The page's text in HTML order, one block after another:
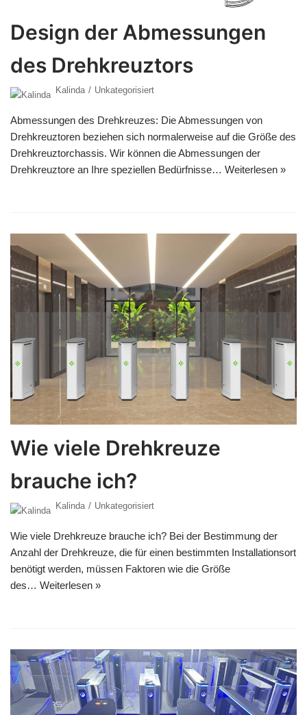
Design der Abmessungen
des Drehkreuztors
Kalinda Unkategorisiert
Abmessungen des Drehkreuzes: Die Abmessungen von
Drehkreuztoren beziehen sich normalerweise auf die Größe des
Drehkreuztorchassis. Wir können die Abmessungen der
Drehkreuztore an Ihre speziellen Bedürfnisse… Weiterlesen »
Wie viele Drehkreuze
brauche ich?
Kalinda Unkategorisiert
Wie viele Drehkreuze brauche ich? Bei der Bestimmung der
Anzahl der Drehkreuze, die für einen bestimmten Installationsort
benötigt werden, müssen Faktoren wie die Größe
des… Weiterlesen »